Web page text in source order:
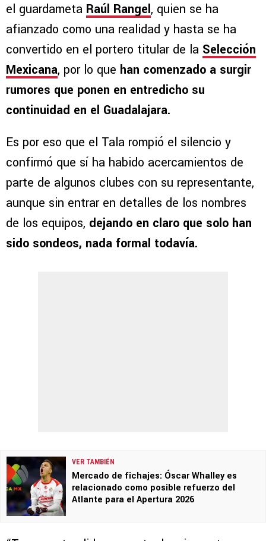
el guardameta Raúl Rangel, quien se ha
afianzado como una realidad y hasta se ha
convertido en el portero titular de la Selección
Mexicana, por lo que han comenzado a surgir
rumores que ponen en entredicho su
continuidad en el Guadalajara.
Es por eso que el Tala rompió el silencio y
confirmó que sí ha habido acercamientos de
parte de algunos clubes con su representante,
aunque sin entrar en detalles de los nombres
de los equipos, dejando en claro que solo han
sido sondeos, nada formal todavía.
VER TAMBIÉN
Mercado de fichajes: Óscar Whalley es
relacionado como posible refuerzo del
Atlante para el Apertura 2026